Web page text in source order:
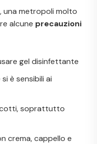
una metropoli molto
alcune precauzioni
gel disinfettante
è sensibili ai
soprattutto
crema, cappello e